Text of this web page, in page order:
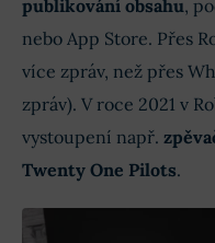
publikování obsahu,
nebo App Store. Přes
více zpráv, než přes
zpráv). V roce 2021 v
vystoupení např.
Twenty One Pilots.